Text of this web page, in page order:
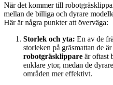
När det kommer till
mellan de billiga och dyrare
Här är några punkter att överväga:
Storlek och yta: En av de
storleken på gräsmattan de
robotgräsklippare är oftast
enklare ytor, medan de
områden mer effektivt.